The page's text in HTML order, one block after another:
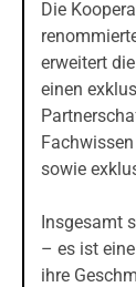
Die
erweitert
einen
sowie
Insgesamt
– es ist
ihre